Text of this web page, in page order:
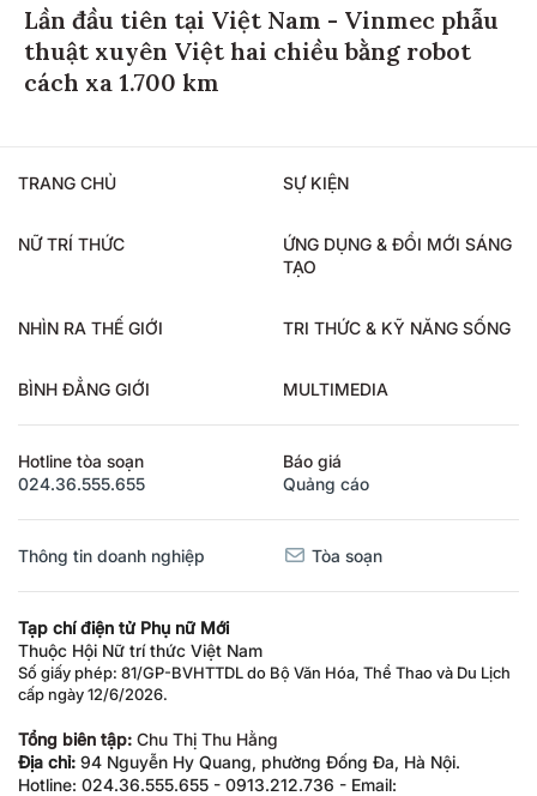
Lần đầu tiên tại Việt Nam - Vinmec phẫu
thuật xuyên Việt hai chiều bằng robot
cách xa 1.700 km
TRANG CHỦ SỰ KIỆN
NỮ TRÍ THỨC
ỨNG DỤNG & ĐỔI MỚI SÁNG
TẠO
NHÌN RA THẾ GIỚI TRI THỨC & KỸ NĂNG SỐNG
BÌNH ĐẲNG GIỚI MULTIMEDIA
Hotline tòa soạn
024.36.555.655
Báo giá
Quảng cáo
Thông tin doanh nghiệp Tòa soạn
Tạp chí điện tử Phụ nữ Mới
Thuộc Hội Nữ trí thức Việt Nam
Số giấy phép: 81/GP-BVHTTDL do Bộ Văn Hóa, Thể Thao và Du Lịch
cấp ngày 12/6/2026.
Tổng biên tập: Chu Thị Thu Hằng
Địa chỉ: 94 Nguyễn Hy Quang, phường Đống Đa, Hà Nội.
Hotline: 024.36.555.655 - 0913.212.736 - Email: